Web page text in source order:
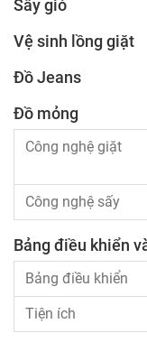
Sấy gió
Vệ sinh lồng giặt
Đồ Jeans
Đồ mỏng
Công nghệ giặt
Công nghệ sấy
Bảng điều khiển
Bảng điều khiển
Tiện ích